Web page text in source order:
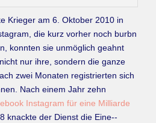
Krieger am 6. Oktober 2010 in
die kurz vorher noch burbn
konnten sie unmöglich geahnt
nur ihre, sondern die ganze
zwei Mona­ten registrierten sich
Nach einem Jahr zehn
Instagram für eine Milliarde
knackte der Dienst die Eine-­